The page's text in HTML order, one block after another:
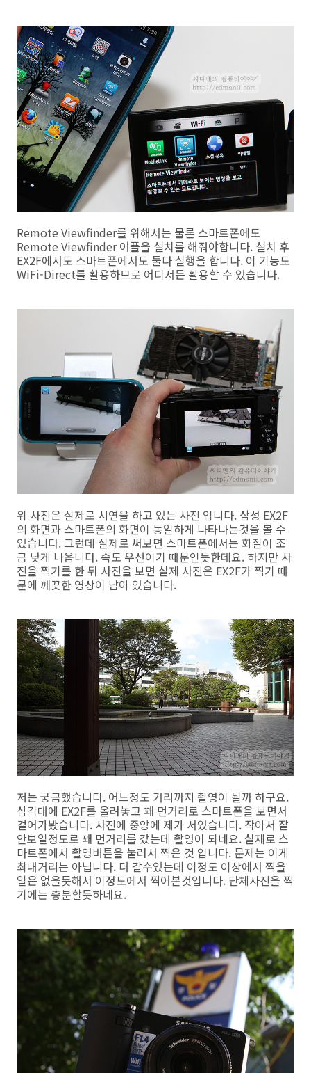
Remote Viewfinder를 위해서는 물론 스마트폰에도
Remote Viewfinder 어플을 설치를 해줘야합니다. 설치 후
EX2F에서도 스마트폰에서도 둘다 실행을 합니다. 이 기능도
WiFi-Direct를 활용하므로 어디서든 활용할 수 있습니다.
위 사진은 실제로 시연을 하고 있는 사진 입니다. 삼성 EX2F
의 화면과 스마트폰의 화면이 동일하게 나타나는것을 볼 수
있습니다. 그런데 실제로 써보면 스마트폰에서는 화질이 조
금 낮게 나옵니다. 속도 우선이기 때문인듯한데요. 하지만 사
진을 찍기를 한 뒤 사진을 보면 실제 사진은 EX2F가 찍기 때
문에 깨끗한 영상이 남아 있습니다.
저는 궁금했습니다. 어느정도 거리까지 촬영이 될까 하구요.
삼각대에 EX2F를 올려놓고 꽤 먼거리로 스마트폰을 보면서
걸어가봤습니다. 사진에 중앙에 제가 서있습니다. 작아서 잘
안보일정도로 꽤 먼거리를 갔는데 촬영이 되네요. 실제로 스
마트폰에서 촬영버튼을 눌러서 찍은 것 입니다. 문제는 이게
최대거리는 아닙니다. 더 갈수있는데 이정도 이상에서 찍을
일은 없을듯해서 이정도에서 찍어본것입니다. 단체사진을 찍
기에는 충분할듯하네요.